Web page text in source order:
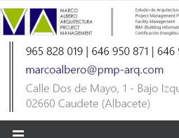
Ir
contenido